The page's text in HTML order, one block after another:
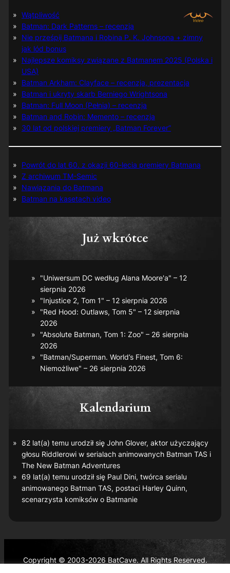
Wątpliwość
Batman: Dark Patterns – recenzja
Nie prześpij Batmana i Robina P. K. Johnsona + zimny
jak lód bonus
Najlepsze komiksy związane z Batmanem 2025 (Polska i
USA)
Batman Arkham: Clayface – recenzja, prezentacja
Batman i ukryty skarb Berniego Wrightsona
Batman: Full Moon (Pełnia) – recenzja
Batman and Robin: Memento – recenzja
30 lat od polskiej premiery „Batman Forever”
Powrót do lat 60. z okazji 60-lecia premiery Batmana
Z archiwum TM-Semic
Nawiązania do Batmana
Batman na kasetach video
Już wkrótce
"Uniwersum DC według Alana Moore'a" – 12
sierpnia 2026
"Injustice 2, Tom 1" – 12 sierpnia 2026
"Red Hood: Outlaws, Tom 5" – 12 sierpnia
2026
"Absolute Batman, Tom 1: Zoo" – 26 sierpnia
2026
"Batman/Superman. World’s Finest, Tom 6:
Niemożliwe" – 26 sierpnia 2026
Kalendarium
82 lat(a) temu urodził się John Glover, aktor użyczający
głosu Riddlerowi w serialach animowanych Batman TAS i
The New Batman Adventures
69 lat(a) temu urodził się Paul Dini, twórca serialu
animowanego Batman TAS, postaci Harley Quinn,
scenarzysta komiksów o Batmanie
Copyright © 2003-2026 BatCave. All Rights Reserved.